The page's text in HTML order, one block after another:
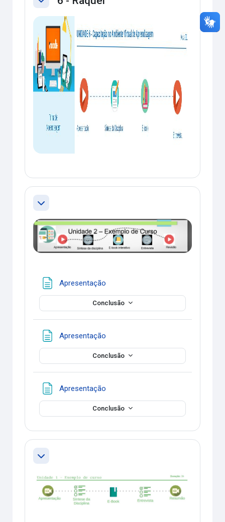
Contrair
Contrair
Apresentação
Conclusão
Apresentação
Conclusão
Apresentação
Conclusão
Contrair